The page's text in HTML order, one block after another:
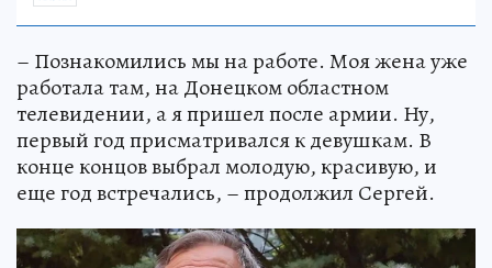
– Познакомились мы на работе. Моя жена уже
работала там, на Донецком областном
телевидении, а я пришел после армии. Ну,
первый год присматривался к девушкам. В
конце концов выбрал молодую, красивую, и
еще год встречались, – продолжил Сергей.